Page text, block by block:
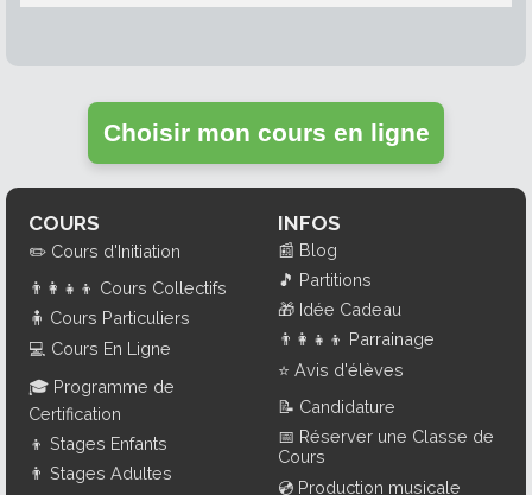
Choisir mon cours en ligne
COURS
✏️ Cours d'Initiation
👨‍👩‍👧‍👦 Cours Collectifs
🧍 Cours Particuliers
💻 Cours En Ligne
🎓 Programme de
Certification
👦 Stages Enfants
👨 Stages Adultes
INFOS
📰 Blog
🎵 Partitions
🎁 Idée Cadeau
👨‍👩‍👧‍👦 Parrainage
⭐ Avis d'élèves
📝 Candidature
📅 Réserver une Classe de
Cours
💿 Production musicale